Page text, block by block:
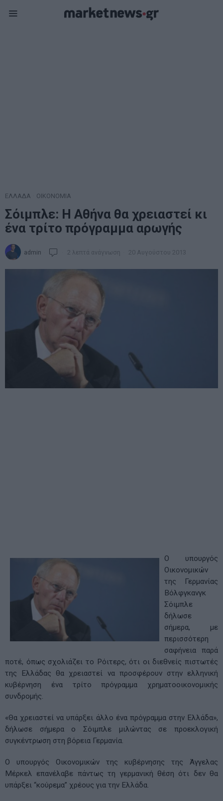
ΕΛΛΑΔΑ ΟΙΚΟΝΟΜΙΑ
Σόιμπλε: Η Αθήνα θα χρειαστεί κι
ένα τρίτο πρόγραμμα αρωγής
admin 2 λεπτά ανάγνωση 20 Αυγούστου 2013
Ο υπουργός
Οικονομικών
της Γερμανίας
Βόλφγκανγκ
Σόιμπλε
δήλωσε
σήμερα, με
περισσότερη
σαφήνεια παρά
ποτέ, όπως σχολιάζει το Ρόιτερς, ότι οι διεθνείς πιστωτές
της Ελλάδας θα χρειαστεί να προσφέρουν στην ελληνική
κυβέρνηση ένα τρίτο πρόγραμμα χρηματοοικονομικής
συνδρομής.
«Θα χρειαστεί να υπάρξει άλλο ένα πρόγραμμα στην Ελλάδα»,
δήλωσε σήμερα ο Σόιμπλε μιλώντας σε προεκλογική
συγκέντρωση στη βόρεια Γερμανία.
Ο υπουργός Οικονομικών της κυβέρνησης της Άγγελας
Μέρκελ επανέλαβε πάντως τη γερμανική θέση ότι δεν θα
υπάρξει “κούρεμα” χρέους για την Ελλάδα.